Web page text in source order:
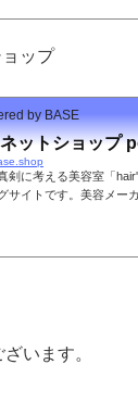
すぐにお返事させてい
ころがけております。
ップ
by BASE
ットショップ
剣に考える美容室「
サイトです。美容メー
います。